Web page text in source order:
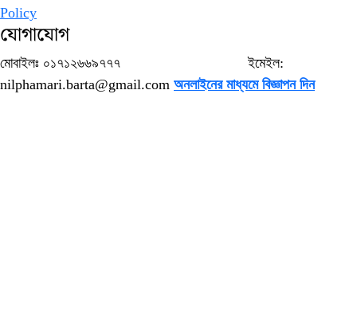
Policy
যোগাযোগ
মোবাইলঃ ০১৭১২৬৬৯৭৭৭ ইমেইল:
nilphamari.barta@gmail.com অনলাইনের মাধ্যমে বিজ্ঞাপন দিন